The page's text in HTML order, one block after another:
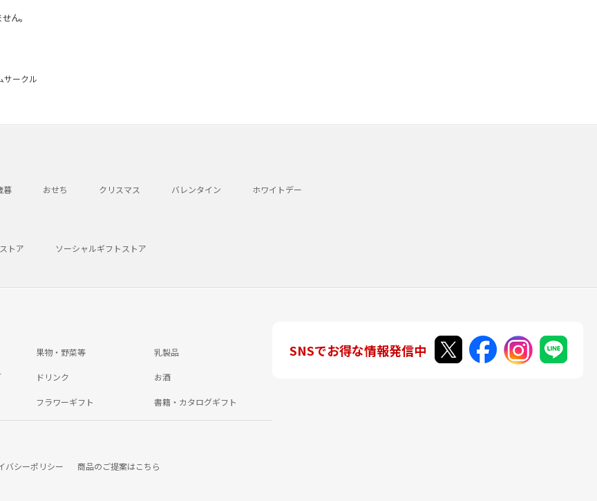
ん。
サークル
暮 おせち クリスマス バレンタイン ホワイトデー
トア ソーシャルギフトストア
果物・野菜等 乳製品
ドリンク お酒
フラワーギフト 書籍・カタログギフト
バシーポリシー 商品のご提案はこちら
SNSでお得な情報発信中